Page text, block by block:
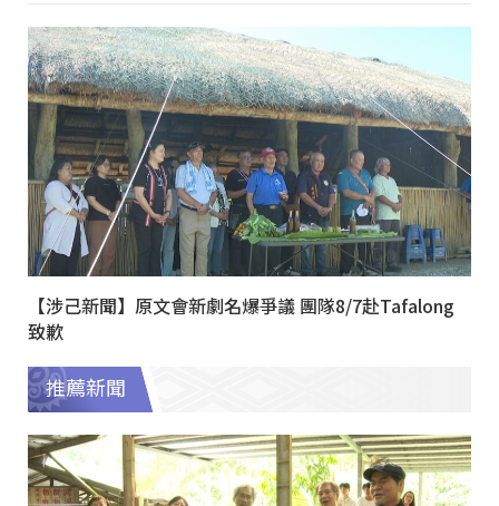
【涉己新聞】原文會新劇名爆爭議 團隊8/7赴Tafalong
致歉
推薦新聞